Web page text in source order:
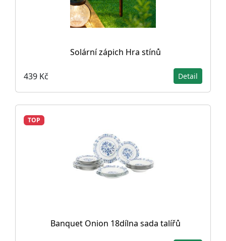
Solární zápich Hra stínů
439 Kč Detail
TOP
Banquet Onion 18dílna sada talířů